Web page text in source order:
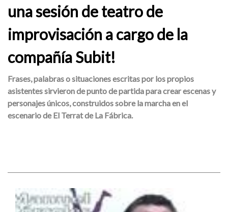
una sesión de teatro de
improvisación a cargo de la
compañía Subit!
Frases, palabras o situaciones escritas por los propios
asistentes sirvieron de punto de partida para crear escenas y
personajes únicos, construidos sobre la marcha en el
escenario de El Terrat de La Fábrica.